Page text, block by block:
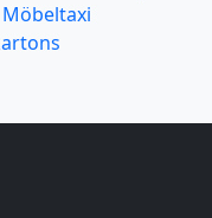
Möbeltaxi